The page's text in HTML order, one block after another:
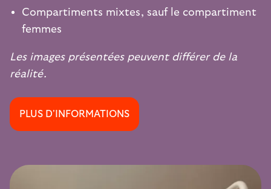
Compartiments mixtes, sauf le compartiment
femmes
Les images présentées peuvent différer de la
réalité.
PLUS D'INFORMATIONS